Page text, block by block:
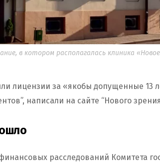
в котором располагалась клиника
лицензии за «якобы допущенные 13
написали на сайте “Нового
расследований Комитета